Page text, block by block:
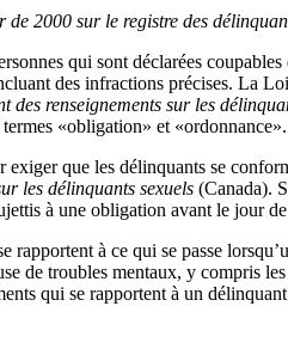
2000 sur le registre des
qui sont déclarées
des infractions précises. La
des renseignements sur les
«obligation» et «ordonnance».
que les délinquants se
les délinquants sexuels (Canada).
à une obligation avant le jour
rapportent à ce qui se passe
de troubles mentaux, y compris
qui se rapportent à un